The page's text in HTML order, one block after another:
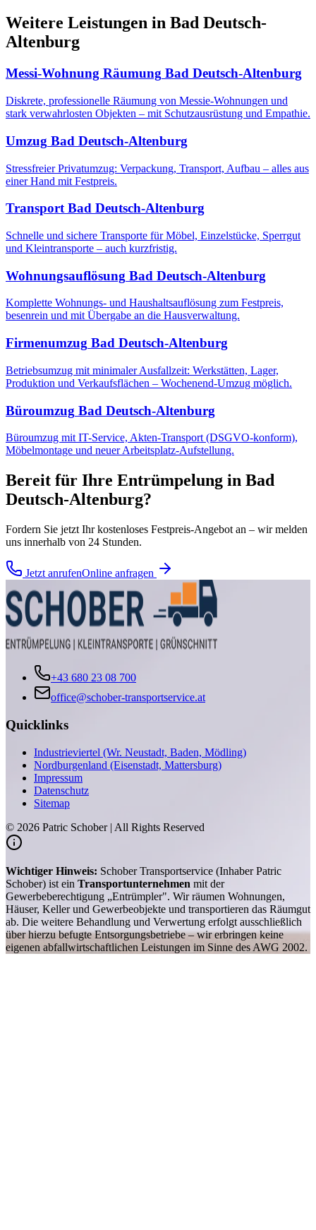
Weitere Leistungen in Bad Deutsch-
Altenburg
Messi-Wohnung Räumung Bad Deutsch-Altenburg
Diskrete, professionelle Räumung von Messie-Wohnungen und
stark verwahrlosten Objekten – mit Schutzausrüstung und Empathie.
Umzug Bad Deutsch-Altenburg
Stressfreier Privatumzug: Verpackung, Transport, Aufbau – alles aus
einer Hand mit Festpreis.
Transport Bad Deutsch-Altenburg
Schnelle und sichere Transporte für Möbel, Einzelstücke, Sperrgut
und Kleintransporte – auch kurzfristig.
Wohnungsauflösung Bad Deutsch-Altenburg
Komplette Wohnungs- und Haushaltsauflösung zum Festpreis,
besenrein und mit Übergabe an die Hausverwaltung.
Firmenumzug Bad Deutsch-Altenburg
Betriebsumzug mit minimaler Ausfallzeit: Werkstätten, Lager,
Produktion und Verkaufsflächen – Wochenend-Umzug möglich.
Büroumzug Bad Deutsch-Altenburg
Büroumzug mit IT-Service, Akten-Transport (DSGVO-konform),
Möbelmontage und neuer Arbeitsplatz-Aufstellung.
Bereit für Ihre Entrümpelung in Bad
Deutsch-Altenburg?
Fordern Sie jetzt Ihr kostenloses Festpreis-Angebot an – wir melden
uns innerhalb von 24 Stunden.
Jetzt anrufenOnline anfragen
+43 680 23 08 700
office@schober-transportservice.at
Quicklinks
Industrieviertel (Wr. Neustadt, Baden, Mödling)
Nordburgenland (Eisenstadt, Mattersburg)
Impressum
Datenschutz
Sitemap
© 2026 Patric Schober | All Rights Reserved
Wichtiger Hinweis: Schober Transportservice (Inhaber Patric
Schober) ist ein Transportunternehmen mit der
Gewerbeberechtigung „Entrümpler". Wir räumen Wohnungen,
Häuser, Keller und Gewerbeobjekte und transportieren das Räumgut
ab. Die weitere Behandlung und Verwertung erfolgt ausschließlich
über hierzu befugte Entsorgungsbetriebe – wir erbringen keine
eigenen abfallwirtschaftlichen Leistungen im Sinne des AWG 2002.